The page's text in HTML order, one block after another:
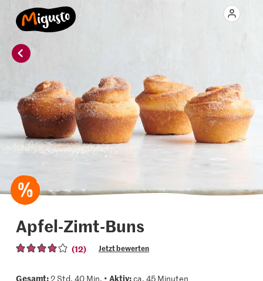
Apfel-Zimt-Buns
(12) Jetzt bewerten
Gesamt:2 Std. 40 Min. • Aktiv:ca. 45 Minuten